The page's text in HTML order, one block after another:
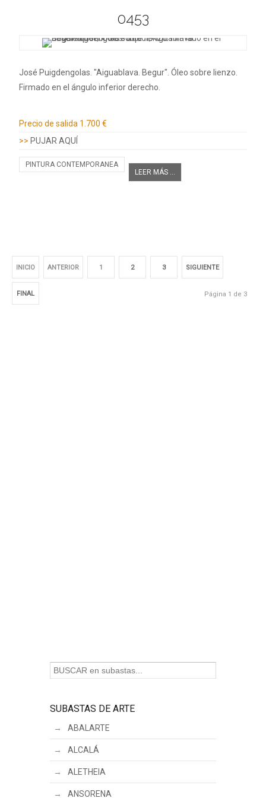
0453
José Puigdengolas. "Aiguablava. Begur". Óleo sobre lienzo.
Firmado en el ángulo inferior derecho.
Precio de salida 1.700 €
>> PUJAR AQUÍ
PINTURA CONTEMPORANEA
LEER MÁS ...
INICIO ANTERIOR 1 2 3 SIGUIENTE
FINAL Página 1 de 3
SUBASTAS DE ARTE
ABALARTE
ALCALÁ
ALETHEIA
ANSORENA